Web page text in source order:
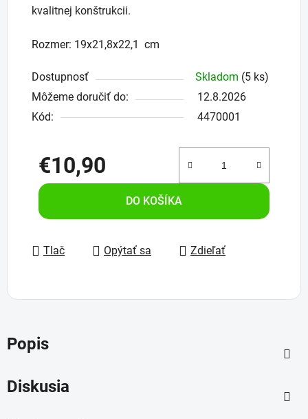
kvalitnej konštrukcii.
Rozmer: 19x21,8x22,1 cm
Dostupnosť Skladom (5 ks)
Môžeme doručiť do:
12.8.2026
Kód:
4470001
€10,90
Jednotková cena:
DO KOŠÍKA
Tlač Opýtať sa Zdieľať
Popis
Diskusia